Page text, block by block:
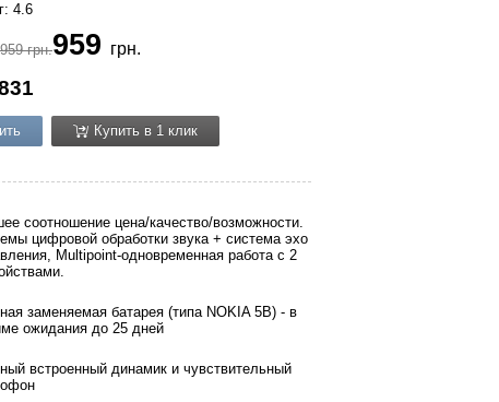
4.6
959 грн.959 грн.
Купить в 1 клик
соотношение цена/качество/возможности.
цифровой обработки звука + система эхо
Multipoint-одновременная работа с 2
заменяемая батарея (типа NOKIA 5B) - в
ожидания до 25 дней
встроенный динамик и чувствительный